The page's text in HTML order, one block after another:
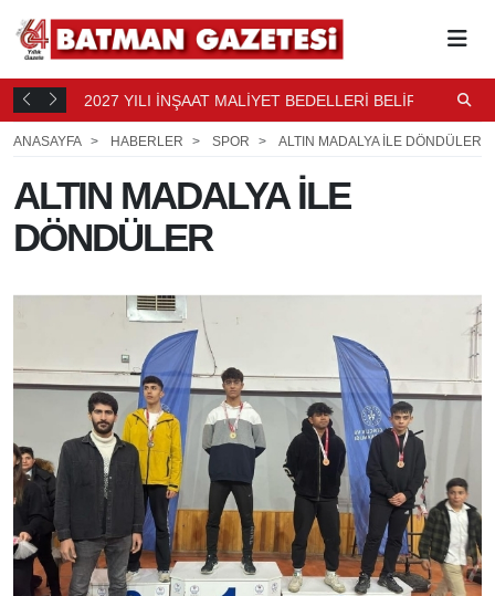
12 SAAT 2027 YILI İNŞAAT MALİYET BEDELLERİ BELİRLENDİ
ANASAYFA HABERLER SPOR ALTIN MADALYA İLE DÖNDÜLER
ALTIN MADALYA İLE
DÖNDÜLER